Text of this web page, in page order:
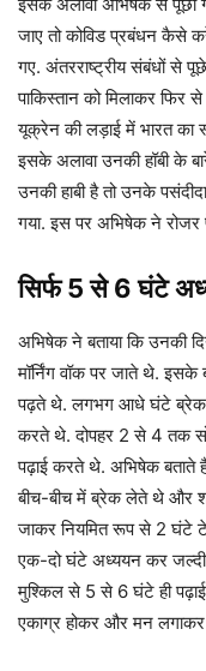
जाए तो कोविड प्रबंधन कैसे
गए. अंतरराष्ट्रीय संबंधों से
पाकिस्तान को मिलाकर फिर
यूक्रेन की लड़ाई में भारत का
इसके अलावा उनकी हॉबी के
उनकी हाबी है तो उनके
गया. इस पर अभिषेक ने रोजर
सिर्फ 5 से 6 घंटे
अभिषेक ने बताया कि उनकी
मॉर्निंग वॉक पर जाते थे.
पढ़ते थे. लगभग आधे घंटे ब्रेक
करते थे. दोपहर 2 से 4 तक
पढ़ाई करते थे. अभिषेक बताते
बीच-बीच में ब्रेक लेते थे और
जाकर नियमित रूप से 2 घंटे
एक-दो घंटे अध्ययन कर जल्दी
मुश्किल से 5 से 6 घंटे ही पढ़ाई
एकाग्र होकर और मन